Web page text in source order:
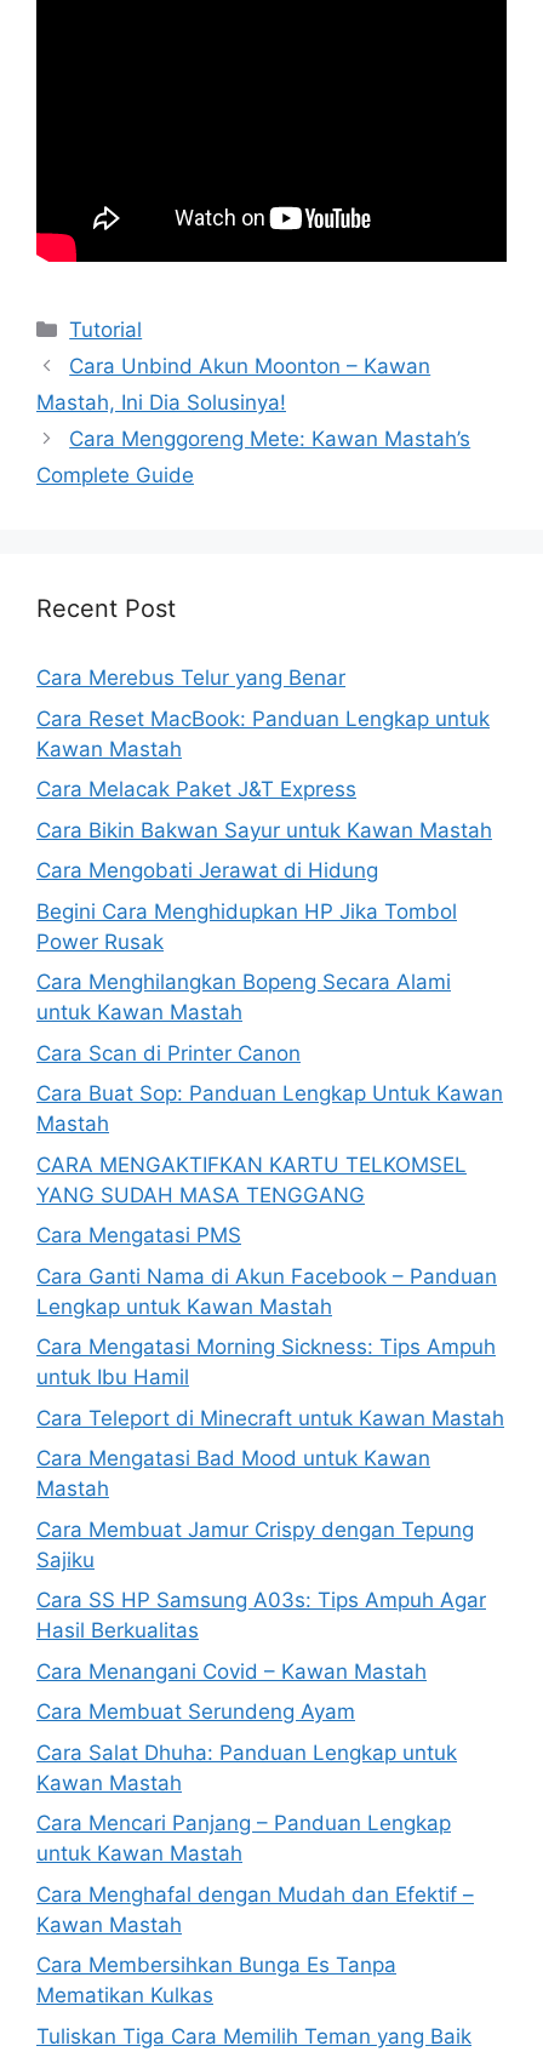
Kategori
Tutorial
Cara Unbind Akun Moonton – Kawan
Mastah, Ini Dia Solusinya!
Cara Menggoreng Mete: Kawan Mastah’s
Complete Guide
Recent Post
Cara Merebus Telur yang Benar
Cara Reset MacBook: Panduan Lengkap untuk
Kawan Mastah
Cara Melacak Paket J&T Express
Cara Bikin Bakwan Sayur untuk Kawan Mastah
Cara Mengobati Jerawat di Hidung
Begini Cara Menghidupkan HP Jika Tombol
Power Rusak
Cara Menghilangkan Bopeng Secara Alami
untuk Kawan Mastah
Cara Scan di Printer Canon
Cara Buat Sop: Panduan Lengkap Untuk Kawan
Mastah
CARA MENGAKTIFKAN KARTU TELKOMSEL
YANG SUDAH MASA TENGGANG
Cara Mengatasi PMS
Cara Ganti Nama di Akun Facebook – Panduan
Lengkap untuk Kawan Mastah
Cara Mengatasi Morning Sickness: Tips Ampuh
untuk Ibu Hamil
Cara Teleport di Minecraft untuk Kawan Mastah
Cara Mengatasi Bad Mood untuk Kawan
Mastah
Cara Membuat Jamur Crispy dengan Tepung
Sajiku
Cara SS HP Samsung A03s: Tips Ampuh Agar
Hasil Berkualitas
Cara Menangani Covid – Kawan Mastah
Cara Membuat Serundeng Ayam
Cara Salat Dhuha: Panduan Lengkap untuk
Kawan Mastah
Cara Mencari Panjang – Panduan Lengkap
untuk Kawan Mastah
Cara Menghafal dengan Mudah dan Efektif –
Kawan Mastah
Cara Membersihkan Bunga Es Tanpa
Mematikan Kulkas
Tuliskan Tiga Cara Memilih Teman yang Baik